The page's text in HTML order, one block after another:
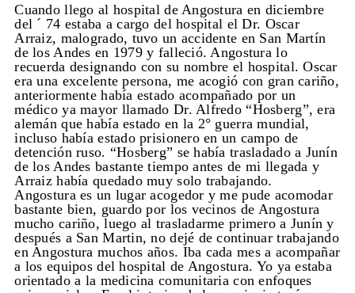
Cuando llego al hospital de Angostura en diciembre
del ´ 74 estaba a cargo del hospital el Dr. Oscar
Arraiz, malogrado, tuvo un accidente en San Martín
de los Andes en 1979 y falleció. Angostura lo
recuerda designando con su nombre el hospital. Oscar
era una excelente persona, me acogió con gran cariño,
anteriormente había estado acompañado por un
médico ya mayor llamado Dr. Alfredo “Hosberg”, era
alemán que había estado en la 2° guerra mundial,
incluso había estado prisionero en un campo de
detención ruso. “Hosberg” se había trasladado a Junín
de los Andes bastante tiempo antes de mi llegada y
Arraiz había quedado muy solo trabajando.
Angostura es un lugar acogedor y me pude acomodar
bastante bien, guardo por los vecinos de Angostura
mucho cariño, luego al trasladarme primero a Junín y
después a San Martin, no dejé de continuar trabajando
en Angostura muchos años. Iba cada mes a acompañar
a los equipos del hospital de Angostura. Yo ya estaba
orientado a la medicina comunitaria con enfoques